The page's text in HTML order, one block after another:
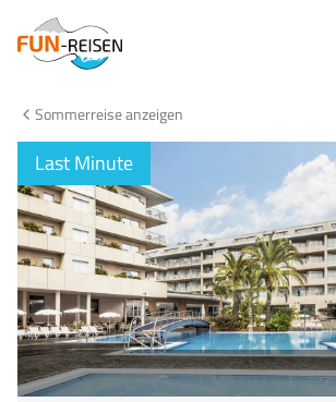
Keine Reisen auf der Merkliste
Sommerreise anzeigen
Last Minute